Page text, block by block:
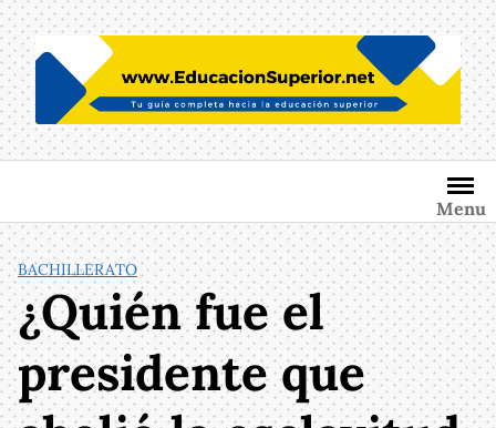
Saltar
al
contenido
Menu
BACHILLERATO
¿Quién fue el
presidente que